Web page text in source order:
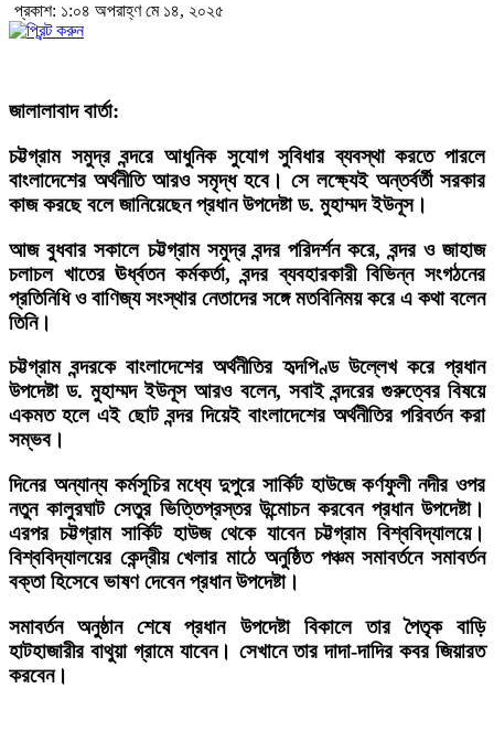
প্রকাশ: ১:০৪ অপরাহ্ণ মে ১৪, ২০২৫
জালালাবাদ বার্তা:
চট্টগ্রাম সমুদ্র বন্দরে আধুনিক সুযোগ সুবিধার ব্যবস্থা করতে পারলে
বাংলাদেশের অর্থনীতি আরও সমৃদ্ধ হবে। সে লক্ষ্যেই অন্তর্বর্তী সরকার
কাজ করছে বলে জানিয়েছেন প্রধান উপদেষ্টা ড. মুহাম্মদ ইউনূস।
আজ বুধবার সকালে চট্টগ্রাম সমুদ্র বন্দর পরিদর্শন করে, বন্দর ও জাহাজ
চলাচল খাতের ঊর্ধ্বতন কর্মকর্তা, বন্দর ব্যবহারকারী বিভিন্ন সংগঠনের
প্রতিনিধি ও বাণিজ্য সংস্থার নেতাদের সঙ্গে মতবিনিময় করে এ কথা বলেন
তিনি।
চট্টগ্রাম বন্দরকে বাংলাদেশের অর্থনীতির হৃদপিণ্ড উল্লেখ করে প্রধান
উপদেষ্টা ড. মুহাম্মদ ইউনূস আরও বলেন, সবাই বন্দরের গুরুত্বের বিষয়ে
একমত হলে এই ছোট বন্দর দিয়েই বাংলাদেশের অর্থনীতির পরিবর্তন করা
সম্ভব।
দিনের অন্যান্য কর্মসূচির মধ্যে দুপুরে সার্কিট হাউজে কর্ণফুলী নদীর ওপর
নতুন কালুরঘাট সেতুর ভিত্তিপ্রস্তর উন্মোচন করবেন প্রধান উপদেষ্টা।
এরপর চট্টগ্রাম সার্কিট হাউজ থেকে যাবেন চট্টগ্রাম বিশ্ববিদ্যালয়ে।
বিশ্ববিদ্যালয়ের কেন্দ্রীয় খেলার মাঠে অনুষ্ঠিত পঞ্চম সমাবর্তনে সমাবর্তন
বক্তা হিসেবে ভাষণ দেবেন প্রধান উপদেষ্টা।
সমাবর্তন অনুষ্ঠান শেষে প্রধান উপদেষ্টা বিকালে তার পৈতৃক বাড়ি
হাটহাজারীর বাথুয়া গ্রামে যাবেন। সেখানে তার দাদা-দাদির কবর জিয়ারত
করবেন।